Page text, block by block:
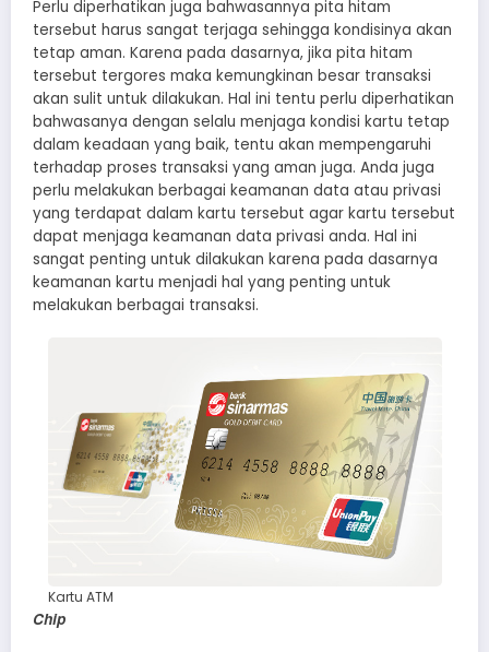
Perlu diperhatikan juga bahwasannya pita hitam
tersebut harus sangat terjaga sehingga kondisinya akan
tetap aman. Karena pada dasarnya, jika pita hitam
tersebut tergores maka kemungkinan besar transaksi
akan sulit untuk dilakukan. Hal ini tentu perlu diperhatikan
bahwasanya dengan selalu menjaga kondisi kartu tetap
dalam keadaan yang baik, tentu akan mempengaruhi
terhadap proses transaksi yang aman juga. Anda juga
perlu melakukan berbagai keamanan data atau privasi
yang terdapat dalam kartu tersebut agar kartu tersebut
dapat menjaga keamanan data privasi anda. Hal ini
sangat penting untuk dilakukan karena pada dasarnya
keamanan kartu menjadi hal yang penting untuk
melakukan berbagai transaksi.
Kartu ATM
Chip